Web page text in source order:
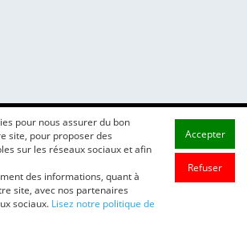
pour nous assurer du bon
site, pour proposer des
sur les réseaux sociaux et afin
des informations, quant à
site, avec nos partenaires
sociaux. Lisez notre politique de
Accepter
Refuser